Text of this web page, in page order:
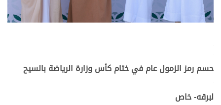
حسم رمز الزمول عام في ختام كأس وزارة الرياضة بالسيح
لبرقه- خاص